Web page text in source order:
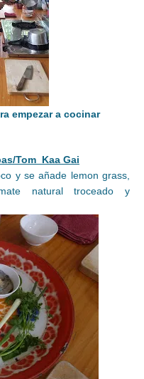
empezar a cocinar
Tom Kaa Gai
y se añade lemon grass,
natural troceado y